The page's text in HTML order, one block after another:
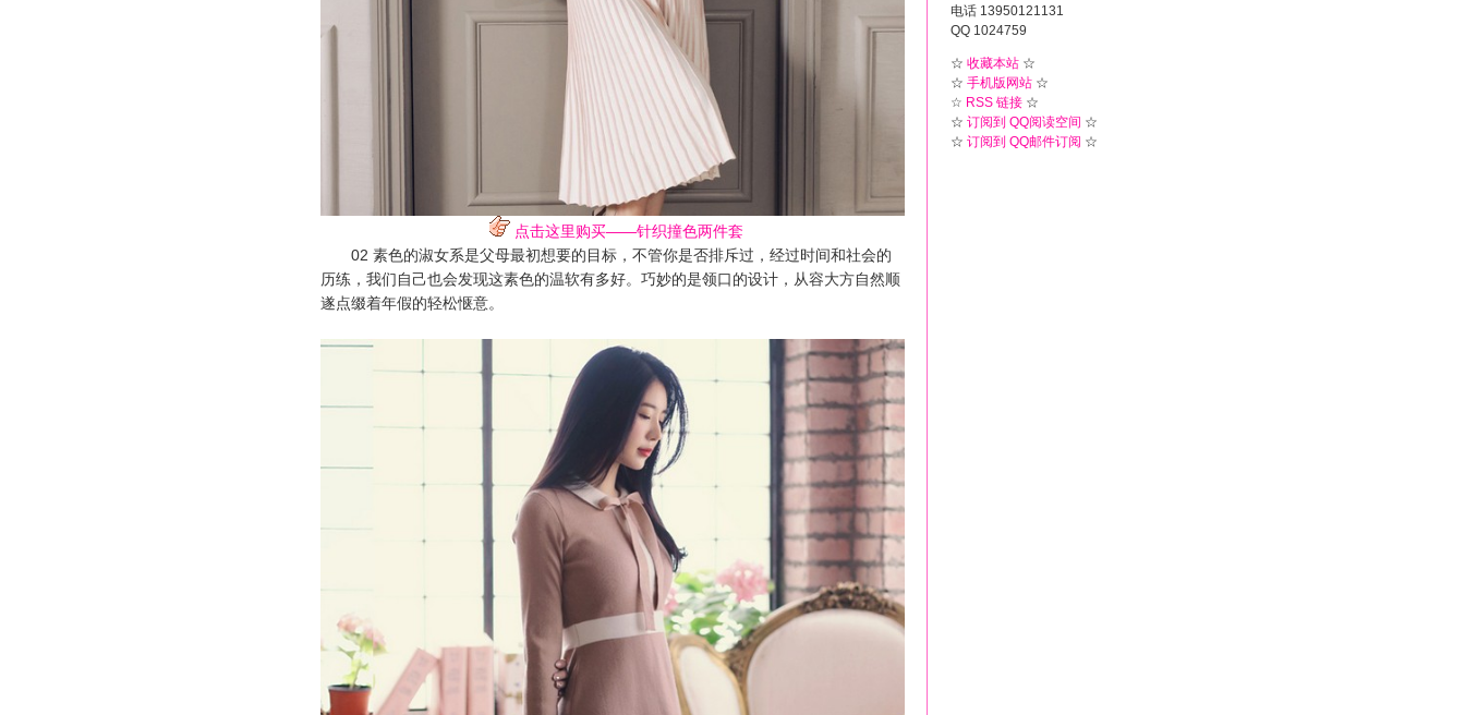
点击这里购买——针织撞色两件套
02 素色的淑女系是父母最初想要的目标，不管你是否排斥过，经过时间和社会的
历练，我们自己也会发现这素色的温软有多好。巧妙的是领口的设计，从容大方自然顺
遂点缀着年假的轻松惬意。
电话 13950121131
QQ 1024759
☆ 收藏本站 ☆
☆ 手机版网站 ☆
☆ RSS 链接 ☆
☆ 订阅到 QQ阅读空间 ☆
☆ 订阅到 QQ邮件订阅 ☆